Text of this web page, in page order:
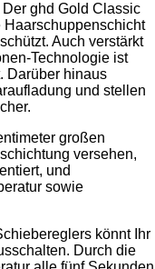
Der ghd Gold Classic
Haarschuppenschicht
Auch verstärkt
Technologie ist
Darüber hinaus
und stellen
großen
versehen,
und
sowie
könnt Ihr
Durch die